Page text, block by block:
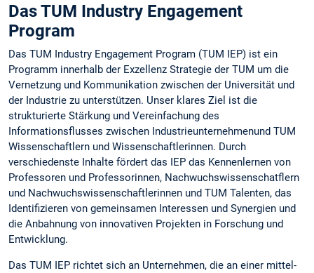
Das TUM Industry Engagement
Program
Das TUM Industry Engagement Program (TUM IEP) ist ein
Programm innerhalb der Exzellenz Strategie der TUM um die
Vernetzung und Kommunikation zwischen der Universität und
der Industrie zu unterstützen. Unser klares Ziel ist die
strukturierte Stärkung und Vereinfachung des
Informationsflusses zwischen Industrieunternehmenund TUM
Wissenschaftlern und Wissenschaftlerinnen. Durch
verschiedenste Inhalte fördert das IEP das Kennenlernen von
Professoren und Professorinnen, Nachwuchswissenschatflern
und Nachwuchswissenschaftlerinnen und TUM Talenten, das
Identifizieren von gemeinsamen Interessen und Synergien und
die Anbahnung von innovativen Projekten in Forschung und
Entwicklung.
Das TUM IEP richtet sich an Unternehmen, die an einer mittel-